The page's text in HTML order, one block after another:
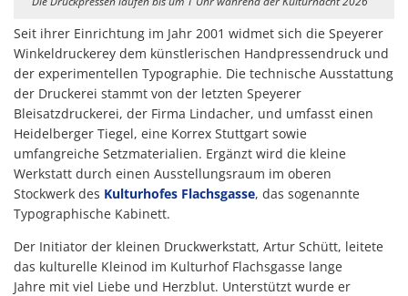
Seit ihrer Einrichtung im Jahr 2001 widmet sich die Speyerer
Winkeldruckerey dem künstlerischen Handpressendruck und
der experimentellen Typographie. Die technische Ausstattung
der Druckerei stammt von der letzten Speyerer
Bleisatzdruckerei, der Firma Lindacher, und umfasst einen
Heidelberger Tiegel, eine Korrex Stuttgart sowie
umfangreiche Setzmaterialien. Ergänzt wird die kleine
Werkstatt durch einen Ausstellungsraum im oberen
Stockwerk des Kulturhofes Flachsgasse, das sogenannte
Typographische Kabinett.
Der Initiator der kleinen Druckwerkstatt, Artur Schütt, leitete
das kulturelle Kleinod im Kulturhof Flachsgasse lange
Jahre mit viel Liebe und Herzblut. Unterstützt wurde er